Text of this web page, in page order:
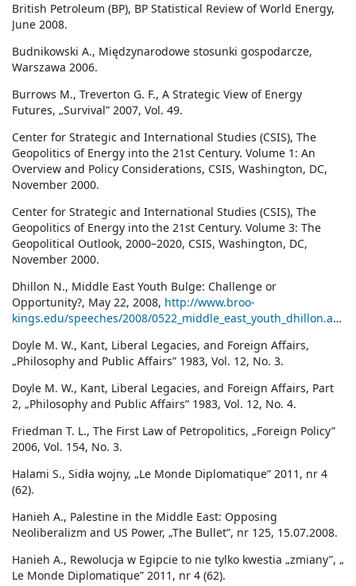
British Petroleum (BP), BP Statistical Review of World Energy,
June 2008.
Budnikowski A., Międzynarodowe stosunki gospodarcze,
Warszawa 2006.
Burrows M., Treverton G. F., A Strategic View of Energy
Futures, „Survival” 2007, Vol. 49.
Center for Strategic and International Studies (CSIS), The
Geopolitics of Energy into the 21st Century. Volume 1: An
Overview and Policy Considerations, CSIS, Washington, DC,
November 2000.
Center for Strategic and International Studies (CSIS), The
Geopolitics of Energy into the 21st Century. Volume 3: The
Geopolitical Outlook, 2000–2020, CSIS, Washington, DC,
November 2000.
Dhillon N., Middle East Youth Bulge: Challenge or
Opportunity?, May 22, 2008, http://www.broo-
kings.edu/speeches/2008/0522_middle_east_youth_dhillon.aspx
Doyle M. W., Kant, Liberal Legacies, and Foreign Affairs,
„Philosophy and Public Affairs” 1983, Vol. 12, No. 3.
Doyle M. W., Kant, Liberal Legacies, and Foreign Affairs, Part
2, „Philosophy and Public Affairs” 1983, Vol. 12, No. 4.
Friedman T. L., The First Law of Petropolitics, „Foreign Policy”
2006, Vol. 154, No. 3.
Halami S., Sidła wojny, „Le Monde Diplomatique” 2011, nr 4
(62).
Hanieh A., Palestine in the Middle East: Opposing
Neoliberalizm and US Power, „The Bullet”, nr 125, 15.07.2008.
Hanieh A., Rewolucja w Egipcie to nie tylko kwestia „zmiany”, „
Le Monde Diplomatique” 2011, nr 4 (62).